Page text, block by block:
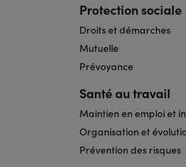
Protection sociale
Droits et démarches
Mutuelle
Prévoyance
Santé au travail
Maintien en emploi et
Organisation et
Prévention des risques